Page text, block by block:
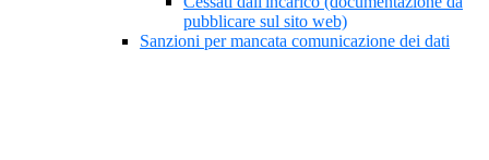
pubblicare sul sito web)
Sanzioni per mancata comunicazione dei dati